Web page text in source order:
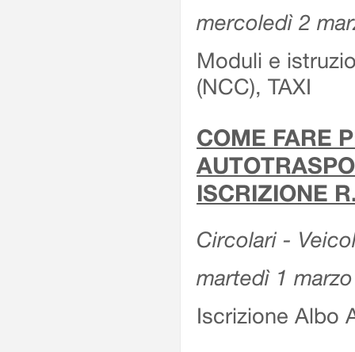
mercoledì 2
Moduli e
(NCC), TAXI
COME FARE
ISCRIZIONE
Circolari -
martedì 1
Iscrizione Albo